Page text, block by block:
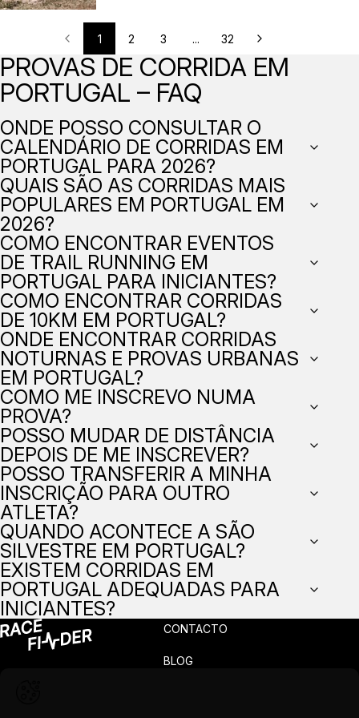
1 2 3 ... 32
PROVAS DE CORRIDA EM
PORTUGAL – FAQ
ONDE POSSO CONSULTAR O
CALENDÁRIO DE CORRIDAS EM
PORTUGAL PARA 2026?
QUAIS SÃO AS CORRIDAS MAIS
POPULARES EM PORTUGAL EM
2026?
COMO ENCONTRAR EVENTOS
DE TRAIL RUNNING EM
PORTUGAL PARA INICIANTES?
COMO ENCONTRAR CORRIDAS
DE 10KM EM PORTUGAL?
ONDE ENCONTRAR CORRIDAS
NOTURNAS E PROVAS URBANAS
EM PORTUGAL?
COMO ME INSCREVO NUMA
PROVA?
POSSO MUDAR DE DISTÂNCIA
DEPOIS DE ME INSCREVER?
POSSO TRANSFERIR A MINHA
INSCRIÇÃO PARA OUTRO
ATLETA?
QUANDO ACONTECE A SÃO
SILVESTRE EM PORTUGAL?
EXISTEM CORRIDAS EM
PORTUGAL ADEQUADAS PARA
INICIANTES?
CONTACTO
BLOG